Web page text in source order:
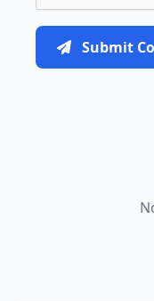
Submit